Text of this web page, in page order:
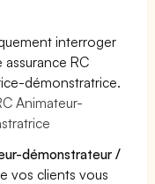
interroger
RC
démonstratrice.
Animateur-
démonstrateur /
vos clients vous